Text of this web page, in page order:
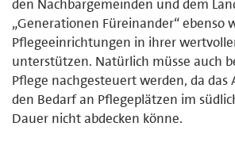
den Nachbargemeinden und dem
„Generationen Füreinander“ ebenso
Pflegeeinrichtungen in ihrer
unterstützen. Natürlich müsse auch
Pflege nachgesteuert werden, da
den Bedarf an Pflegeplätzen im
Dauer nicht abdecken könne.